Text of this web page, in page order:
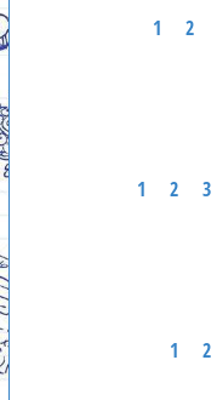
1 2
1 2 3
1 2